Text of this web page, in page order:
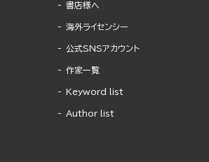
書店様へ
海外ライセンシー
公式SNSアカウント
作家一覧
Keyword list
Author list